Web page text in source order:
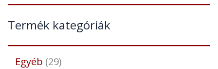
Termék kategóriák
Egyéb 29